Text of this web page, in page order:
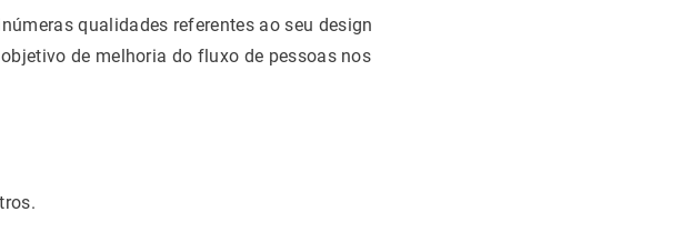
qualidades referentes ao seu design
de melhoria do fluxo de pessoas nos